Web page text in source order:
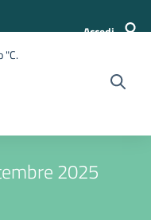
Accedi
"C.
2025